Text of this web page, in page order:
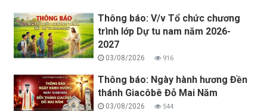
Thông báo: V/v Tổ chức chương
trình lớp Dự tu nam năm 2026-
2027
03/08/2026 916
Thông báo: Ngày hành hương Đền
thánh Giacôbê Đỗ Mai Năm
03/08/2026 544